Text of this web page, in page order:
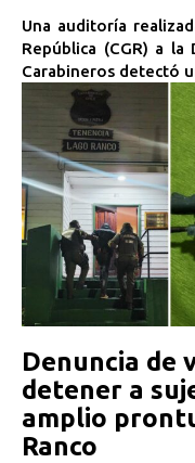
Una auditoría
República (CGR) a
Carabineros detectó
Denuncia de
detener a
amplio
Ranco